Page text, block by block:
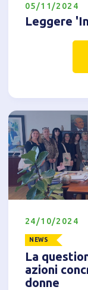
05/11/2024
Leggere
24/10/2024
NEWS
La
azioni
donne